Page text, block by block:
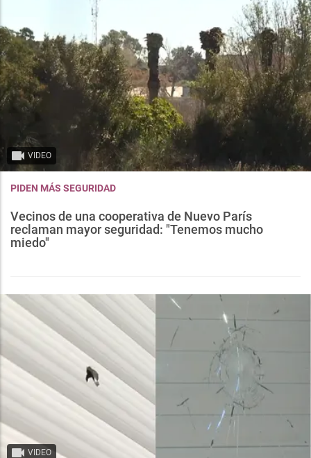
VIDEO
PIDEN MÁS SEGURIDAD
Vecinos de una cooperativa de Nuevo París
reclaman mayor seguridad: "Tenemos mucho
miedo"
VIDEO